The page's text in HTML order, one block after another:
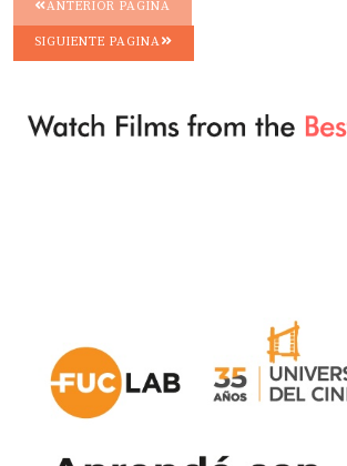
ANTERIOR PAGINA
SIGUIENTE PAGINA